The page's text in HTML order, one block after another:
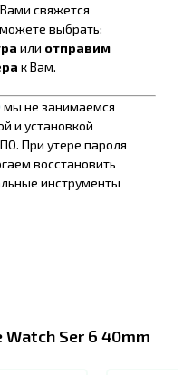
свяжется
выбрать:
или отправим
к Вам.
мы не занимаемся
и установкой
При утере пароля
восстановить
инструменты
Watch Ser 6 40mm